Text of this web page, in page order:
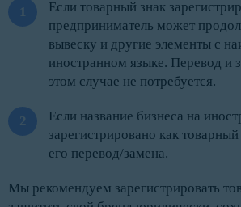
Если товарный знак
предприниматель может
вывеску и другие элементы с
иностранном языке. Перевод и
этом случае не потребуется.
Если название бизнеса на
зарегистрировано как
его перевод/замена.
Мы рекомендуем зарегистрировать